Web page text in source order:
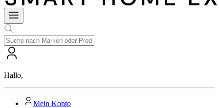
Hallo,
Mein Konto